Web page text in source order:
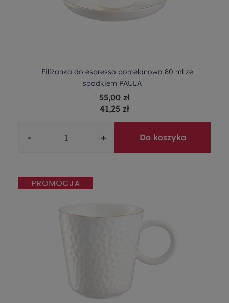
Filiżanka do espresso porcelanowa 80 ml ze
spodkiem PAULA
55,00 zł
41,25 zł
- + Do koszyka